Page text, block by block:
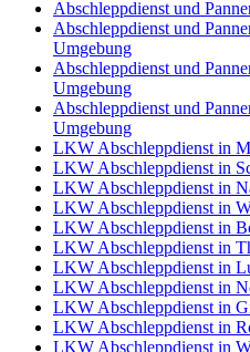
Abschleppdienst und
Abschleppdienst und
Umgebung
Abschleppdienst und
Umgebung
Abschleppdienst und
Umgebung
LKW Abschleppdienst in
LKW Abschleppdienst in
LKW Abschleppdienst in
LKW Abschleppdienst in
LKW Abschleppdienst in
LKW Abschleppdienst in
LKW Abschleppdienst in
LKW Abschleppdienst in
LKW Abschleppdienst in
LKW Abschleppdienst in
LKW Abschleppdienst in